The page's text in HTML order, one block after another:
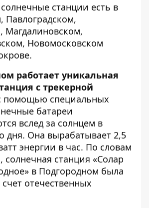
станции есть в
Павлоградском,
Магдалиновском,
Новомосковском
работает уникальная
с трекерной
помощью специальных
батареи
вслед за солнцем в
дня. Она вырабатывает 2,5
энергии в час. По словам
станция «Солар
в Подгородном была
отечественных